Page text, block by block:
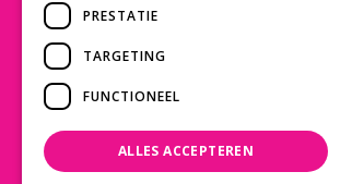
Laat een Google review
PRESTATIE
TARGETING
FUNCTIONEEL
ALLES ACCEPTEREN